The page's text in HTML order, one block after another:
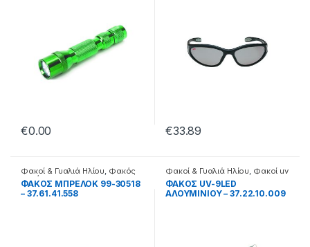
€0.00 €33.89
Φακοί & Γυαλιά Ηλίου, Φακός
χειρός
ΦΑΚΟΣ ΜΠΡΕΛΟΚ 99-30518
– 37.61.41.558
Φακοί & Γυαλιά Ηλίου, Φακοί uv
ΦΑΚΟΣ UV-9LED
ΑΛΟΥΜΙΝΙΟΥ – 37.22.10.009